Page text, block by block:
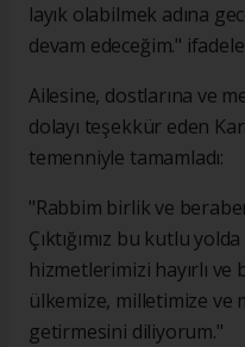
layık olabilmek adına
devam edeceğim."
Ailesine, dostlarına ve
dolayı teşekkür eden
temenniyle tamamladı:
"Rabbim birlik ve
Çıktığımız bu kutlu
hizmetlerimizi hayırlı ve
ülkemize, milletimize ve
getirmesini diliyorum."